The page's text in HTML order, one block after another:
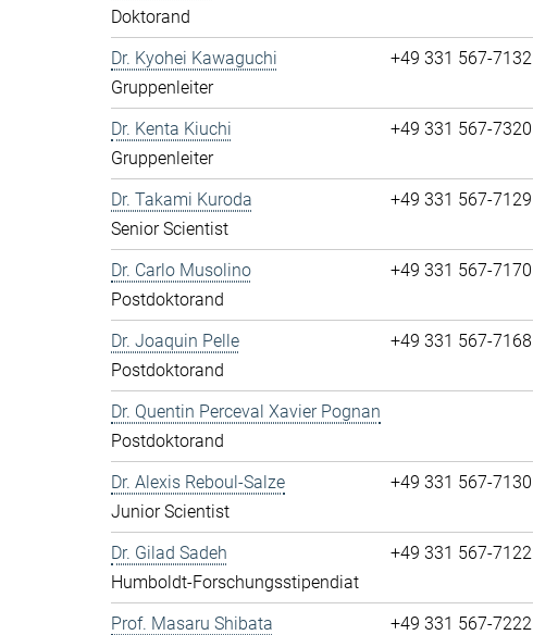
Doktorand
Dr. Kyohei Kawaguchi
Gruppenleiter
+49 331 567-7132
Dr. Kenta Kiuchi
Gruppenleiter
+49 331 567-7320
Dr. Takami Kuroda
Senior Scientist
+49 331 567-7129
Dr. Carlo Musolino
Postdoktorand
+49 331 567-7170
Dr. Joaquin Pelle
Postdoktorand
+49 331 567-7168
Dr. Quentin Perceval Xavier Pognan
Postdoktorand
Dr. Alexis Reboul-Salze
Junior Scientist
+49 331 567-7130
Dr. Gilad Sadeh
Humboldt-Forschungsstipendiat
+49 331 567-7122
Prof. Masaru Shibata
+49 331 567-7222